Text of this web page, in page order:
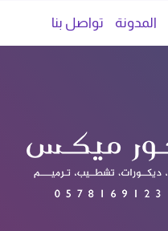
المدونة تواصل بنا